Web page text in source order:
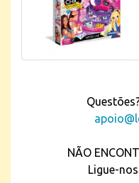
NÃO
Ligue-